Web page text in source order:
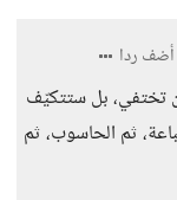
أضف ردا
تختفي، بل ستتكيّف
ثم الحاسوب، ثم